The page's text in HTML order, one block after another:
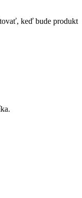
keď bude produkt